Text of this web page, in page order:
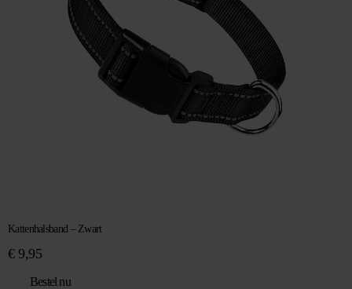
Kattenhalsband – Zwart
€9,95
Bestel nu